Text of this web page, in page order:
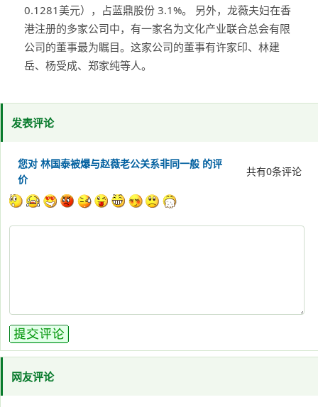
0.1281美元），占蓝鼎股份 3.1%。 另外，龙薇夫妇在香
港注册的多家公司中，有一家名为文化产业联合总会有限
公司的董事最为瞩目。这家公司的董事有许家印、林建
岳、杨受成、郑家纯等人。
发表评论
您对 林国泰被爆与赵薇老公关系非同一般 的评
价
共有0条评论
网友评论